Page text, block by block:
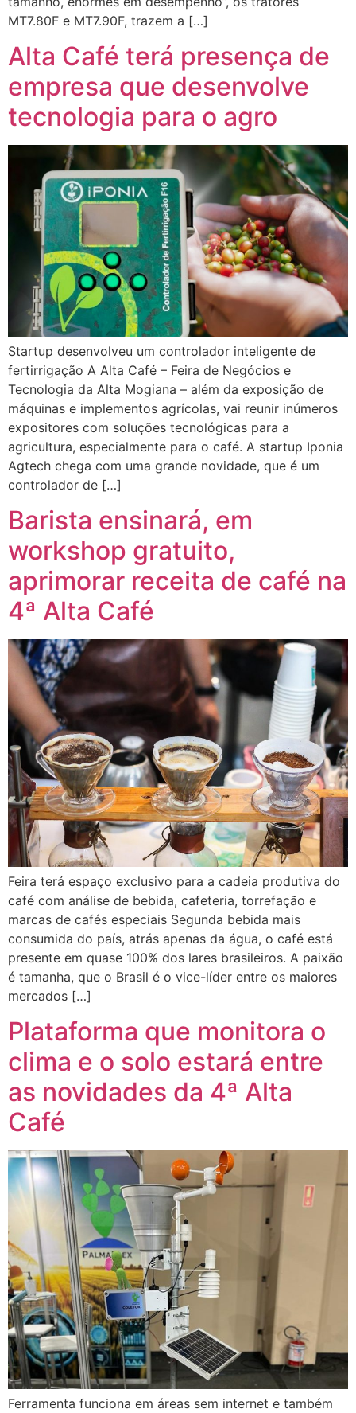
MT7.80F e MT7.90F, trazem a […]
Alta Café terá presença de
empresa que desenvolve
tecnologia para o agro
Startup desenvolveu um controlador inteligente de
fertirrigação A Alta Café – Feira de Negócios e
Tecnologia da Alta Mogiana – além da exposição de
máquinas e implementos agrícolas, vai reunir inúmeros
expositores com soluções tecnológicas para a
agricultura, especialmente para o café. A startup Iponia
Agtech chega com uma grande novidade, que é um
controlador de […]
Barista ensinará, em
workshop gratuito,
aprimorar receita de café na
4ª Alta Café
Feira terá espaço exclusivo para a cadeia produtiva do
café com análise de bebida, cafeteria, torrefação e
marcas de cafés especiais Segunda bebida mais
consumida do país, atrás apenas da água, o café está
presente em quase 100% dos lares brasileiros. A paixão
é tamanha, que o Brasil é o vice-líder entre os maiores
mercados […]
Plataforma que monitora o
clima e o solo estará entre
as novidades da 4ª Alta
Café
Ferramenta funciona em áreas sem internet e também